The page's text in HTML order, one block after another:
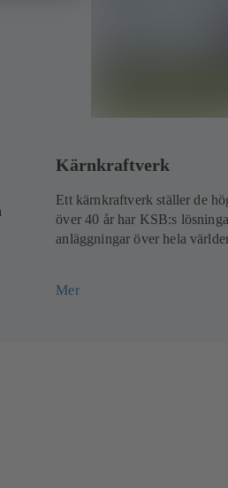
Kärnkraftverk
Ett kärnkraftverk ställer de
över 40 år har KSB:s
anläggningar över hela
Mer